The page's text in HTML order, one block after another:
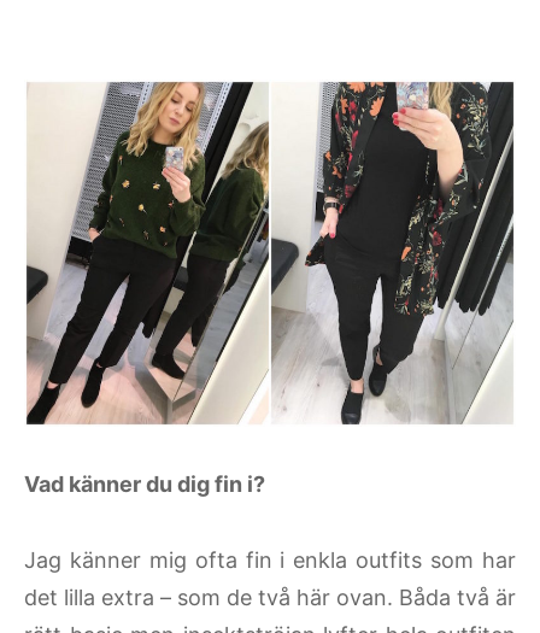
Vad känner du dig fin i?
Jag känner mig ofta fin i enkla outfits som har
det lilla extra – som de två här ovan. Båda två är